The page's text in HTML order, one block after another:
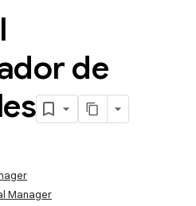
de
Manager